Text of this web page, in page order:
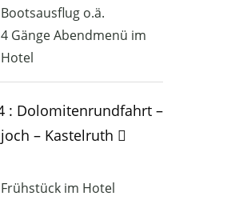
Bootsausflug o.ä.
4 Gänge Abendmenü im
Hotel
: Dolomitenrundfahrt –
– Kastelruth
Frühstück im Hotel